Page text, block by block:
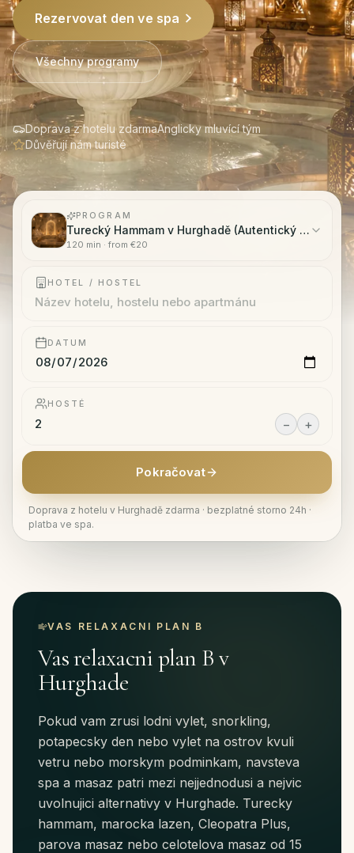
CS
Rezervovat
·
WhatsApp
Rezervovat den ve spa
Všechny programy
Doprava z hotelu zdarmaAnglicky mluvící tým
Důvěřují nám turisté
PROGRAM
Turecký Hammam v Hurghadě (Autentický
120 min · from €20
HOTEL / HOSTEL
DATUM
HOSTÉ
− +
Pokračovat
Doprava z hotelu v Hurghadě zdarma · bezplatné storno 24h ·
platba ve spa.
VAS RELAXACNI PLAN B
Vas relaxacni plan B v
Hurghade
Pokud vam zrusi lodni vylet, snorkling,
potapecsky den nebo vylet na ostrov kvuli
vetru nebo morskym podminkam, navsteva
spa a masaz patri mezi nejjednodusi a nejvic
uvolnujici alternativy v Hurghade. Turecky
hammam, marocka lazen, Cleopatra Plus,
parova masaz nebo celotelova masaz od 15